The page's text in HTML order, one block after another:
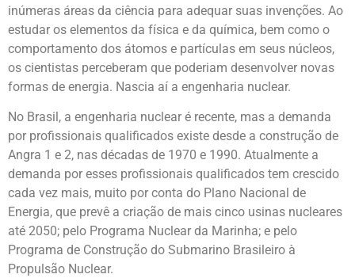
inúmeras áreas da ciência para adequar suas invenções. Ao
estudar os elementos da física e da química, bem como o
comportamento dos átomos e partículas em seus núcleos,
os cientistas perceberam que poderiam desenvolver novas
formas de energia. Nascia aí a engenharia nuclear.
No Brasil, a engenharia nuclear é recente, mas a demanda
por profissionais qualificados existe desde a construção de
Angra 1 e 2, nas décadas de 1970 e 1990. Atualmente a
demanda por esses profissionais qualificados tem crescido
cada vez mais, muito por conta do Plano Nacional de
Energia, que prevê a criação de mais cinco usinas nucleares
até 2050; pelo Programa Nuclear da Marinha; e pelo
Programa de Construção do Submarino Brasileiro à
Propulsão Nuclear.